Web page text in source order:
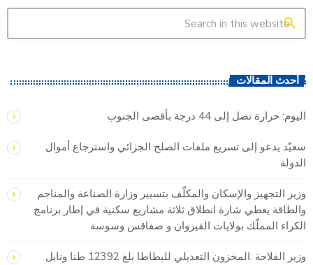
search
أحدث المقالات
اليوم: حرارة تصل إلى 44 درجة بأقصى الجنوب
سعيّد يدعو إلى تسريع ملفات الصلح الجزائي واسترجاع أموال
الدولة
وزير التجهيز والإسكان والمكلّف بتسيير وزارة الصناعة والمناجم
والطاقة يعطي شارة انطلاق ثلاثة مشاريع سكنية في إطار برنامج
الكراء المملّك بولايات القيروان و صفاقس وسوسة
وزير الفلاحة :المخزون التعديلي للبطاطا بلغ 12392 طنا ونابل